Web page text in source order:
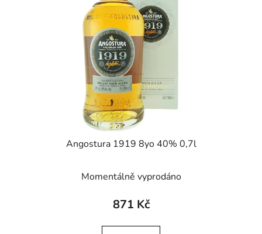
Angostura 1919 8yo 40% 0,7l
Momentálně vyprodáno
871 Kč